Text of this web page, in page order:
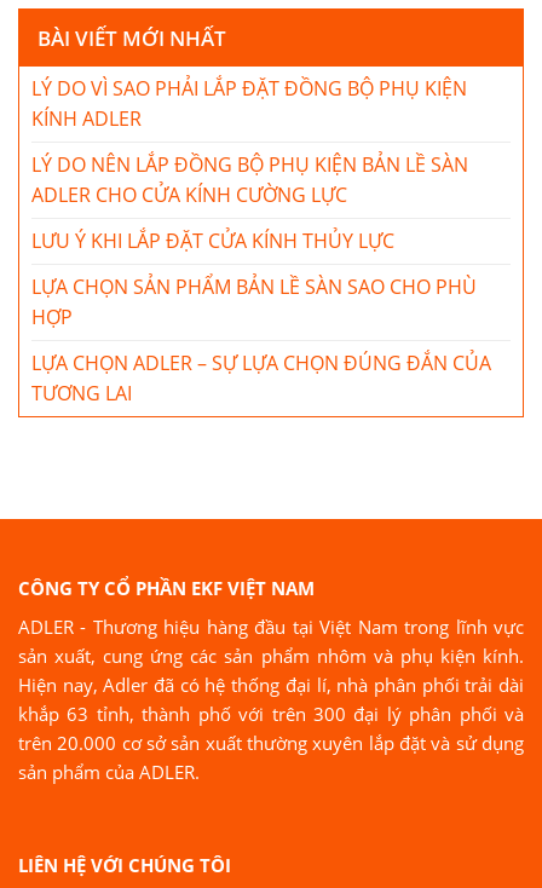
BÀI VIẾT MỚI NHẤT
LÝ DO VÌ SAO PHẢI LẮP ĐẶT ĐỒNG BỘ PHỤ KIỆN
KÍNH ADLER
LÝ DO NÊN LẮP ĐỒNG BỘ PHỤ KIỆN BẢN LỀ SÀN
ADLER CHO CỬA KÍNH CƯỜNG LỰC
LƯU Ý KHI LẮP ĐẶT CỬA KÍNH THỦY LỰC
LỰA CHỌN SẢN PHẨM BẢN LỀ SÀN SAO CHO PHÙ
HỢP
LỰA CHỌN ADLER – SỰ LỰA CHỌN ĐÚNG ĐẮN CỦA
TƯƠNG LAI
CÔNG TY CỔ PHẦN EKF VIỆT NAM
ADLER - Thương hiệu hàng đầu tại Việt Nam trong lĩnh vực
sản xuất, cung ứng các sản phẩm nhôm và phụ kiện kính.
Hiện nay, Adler đã có hệ thống đại lí, nhà phân phối trải dài
khắp 63 tỉnh, thành phố với trên 300 đại lý phân phối và
trên 20.000 cơ sở sản xuất thường xuyên lắp đặt và sử dụng
sản phẩm của ADLER.
LIÊN HỆ VỚI CHÚNG TÔI